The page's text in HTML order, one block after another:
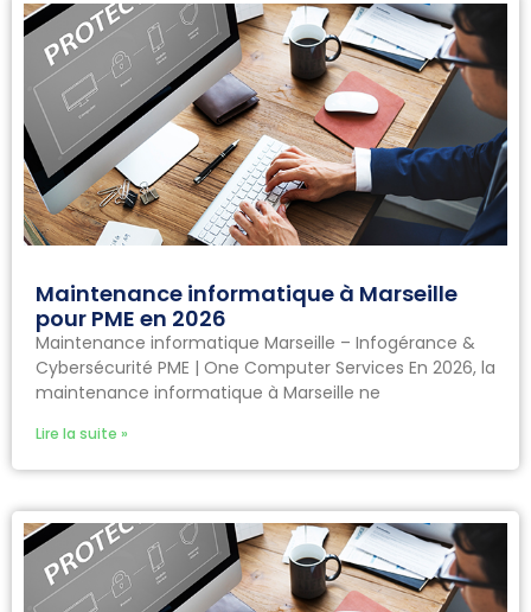
Maintenance informatique à Marseille
pour PME en 2026
Maintenance informatique Marseille – Infogérance &
Cybersécurité PME | One Computer Services En 2026, la
maintenance informatique à Marseille ne
Lire la suite »